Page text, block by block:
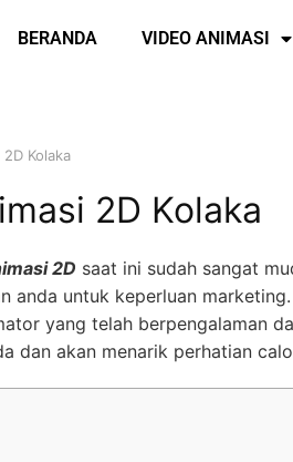
BERANDA VIDEO ANIMASI
Kolaka
2D Kolaka
2D saat ini sudah sangat
anda untuk keperluan marketing.
yang telah berpengalaman
dan akan menarik perhatian